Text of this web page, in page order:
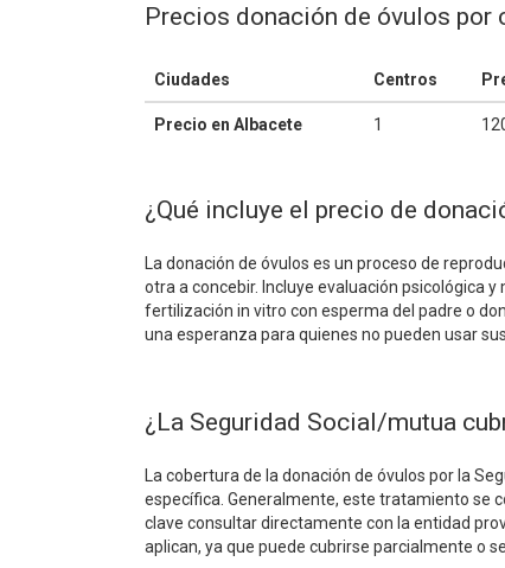
Precios donación de óvulos por
Ciudades Centros
Precio en Albacete 1
¿Qué incluye el precio de
La donación de óvulos es un proceso de
otra a concebir. Incluye evaluación psicológica
fertilización in vitro con esperma del padre o
una esperanza para quienes no pueden usar
¿La Seguridad Social/mutua
La cobertura de la donación de óvulos por la
específica. Generalmente, este tratamiento se
clave consultar directamente con la entidad
aplican, ya que puede cubrirse parcialmente o